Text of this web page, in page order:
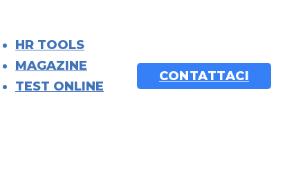
HR TOOLS
MAGAZINE
TEST ONLINE
CONTATTACI